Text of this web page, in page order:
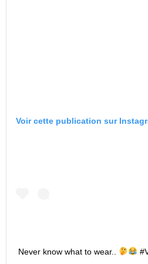
Voir cette publication sur
Never know what to wear..